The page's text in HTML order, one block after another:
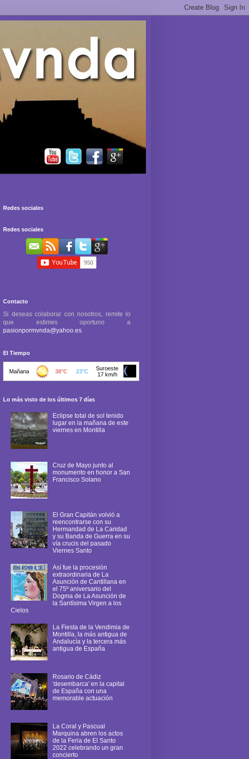
Redes sociales
Redes sociales
Contacto
Si deseas colaborar con nosotros, remite lo
que estimes oportuno a
pasionpormvnda@yahoo.es
El Tiempo
Lo más visto de los últimos 7 días
Eclipse total de sol tenido
lugar en la mañana de este
viernes en Montilla
Cruz de Mayo junto al
monumento en honor a San
Francisco Solano
El Gran Capitán volvió a
reencontrarse con su
Hermandad de La Caridad
y su Banda de Guerra en su
vía crucis del pasado
Viernes Santo
Así fue la procesión
extraordinaria de La
Asunción de Cantillana en
el 75º aniversario del
Dogma de La Asunción de
la Santísima Virgen a los
Cielos
La Fiesta de la Vendimia de
Montilla, la más antigua de
Andalucía y la tercera más
antigua de España
Rosario de Cádiz
'desembarca' en la capital
de España con una
memorable actuación
La Coral y Pascual
Marquina abren los actos
de la Feria de El Santo
2022 celebrando un gran
concierto